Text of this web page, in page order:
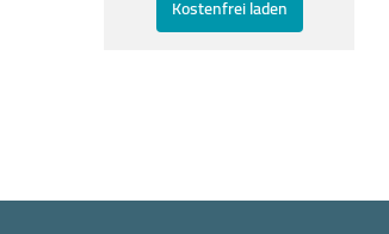
Kostenfrei laden